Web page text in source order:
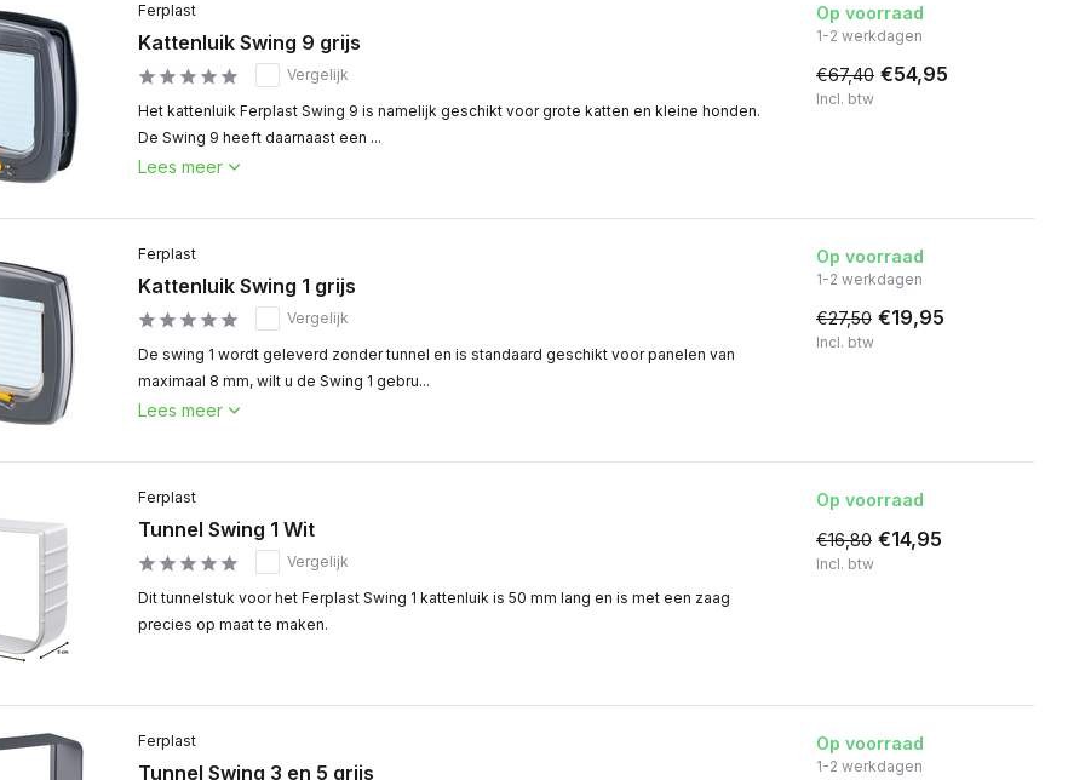
Ferplast
Kattenluik Swing 9 grijs
Vergelijk
Het kattenluik Ferplast Swing 9 is namelijk geschikt voor grote katten en kleine honden.
De Swing 9 heeft daarnaast een ...
Lees meer
Op voorraad
1-2 werkdagen
€67,40 €54,95
Incl. btw
Ferplast
Kattenluik Swing 1 grijs
Vergelijk
De swing 1 wordt geleverd zonder tunnel en is standaard geschikt voor panelen van
maximaal 8 mm, wilt u de Swing 1 gebru...
Lees meer
Op voorraad
1-2 werkdagen
€27,50 €19,95
Incl. btw
Ferplast
Tunnel Swing 1 Wit
Vergelijk
Dit tunnelstuk voor het Ferplast Swing 1 kattenluik is 50 mm lang en is met een zaag
precies op maat te maken.
Op voorraad
€16,80 €14,95
Incl. btw
Ferplast
Tunnel Swing 3 en 5 grijs
Op voorraad
1-2 werkdagen